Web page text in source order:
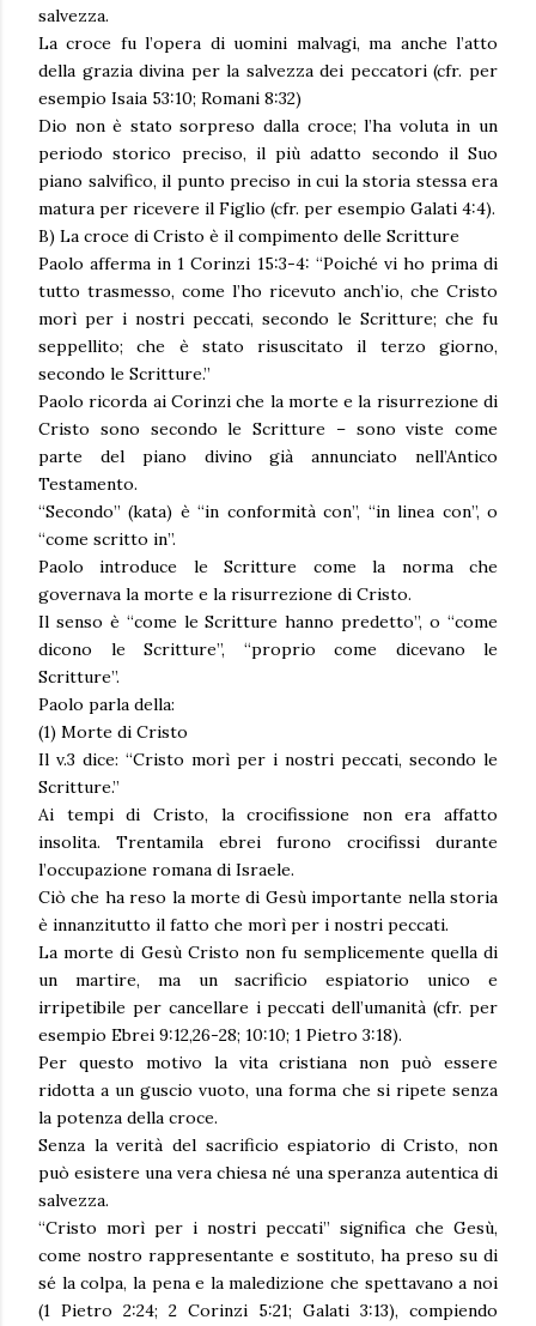
salvezza.
La croce fu l’opera di uomini malvagi, ma anche l’atto
della grazia divina per la salvezza dei peccatori (cfr. per
esempio Isaia 53:10; Romani 8:32)
Dio non è stato sorpreso dalla croce; l’ha voluta in un
periodo storico preciso, il più adatto secondo il Suo
piano salvifico, il punto preciso in cui la storia stessa era
matura per ricevere il Figlio (cfr. per esempio Galati 4:4).
B) La croce di Cristo è il compimento delle Scritture
Paolo afferma in 1 Corinzi 15:3-4: “Poiché vi ho prima di
tutto trasmesso, come l’ho ricevuto anch’io, che Cristo
morì per i nostri peccati, secondo le Scritture; che fu
seppellito; che è stato risuscitato il terzo giorno,
secondo le Scritture.”
Paolo ricorda ai Corinzi che la morte e la risurrezione di
Cristo sono secondo le Scritture – sono viste come
parte del piano divino già annunciato nell’Antico
Testamento.
“Secondo” (kata) è “in conformità con”, “in linea con”, o
“come scritto in”.
Paolo introduce le Scritture come la norma che
governava la morte e la risurrezione di Cristo.
Il senso è “come le Scritture hanno predetto”, o “come
dicono le Scritture”, “proprio come dicevano le
Scritture”.
Paolo parla della:
(1) Morte di Cristo
Il v.3 dice: “Cristo morì per i nostri peccati, secondo le
Scritture.”
Ai tempi di Cristo, la crocifissione non era affatto
insolita. Trentamila ebrei furono crocifissi durante
l’occupazione romana di Israele.
Ciò che ha reso la morte di Gesù importante nella storia
è innanzitutto il fatto che morì per i nostri peccati.
La morte di Gesù Cristo non fu semplicemente quella di
un martire, ma un sacrificio espiatorio unico e
irripetibile per cancellare i peccati dell’umanità (cfr. per
esempio Ebrei 9:12,26-28; 10:10; 1 Pietro 3:18).
Per questo motivo la vita cristiana non può essere
ridotta a un guscio vuoto, una forma che si ripete senza
la potenza della croce.
Senza la verità del sacrificio espiatorio di Cristo, non
può esistere una vera chiesa né una speranza autentica di
salvezza.
“Cristo morì per i nostri peccati” significa che Gesù,
come nostro rappresentante e sostituto, ha preso su di
sé la colpa, la pena e la maledizione che spettavano a noi
(1 Pietro 2:24; 2 Corinzi 5:21; Galati 3:13), compiendo